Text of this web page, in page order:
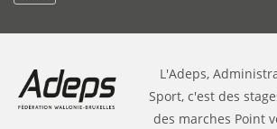
L'Adeps,
Sport, c'est des
des marches Point